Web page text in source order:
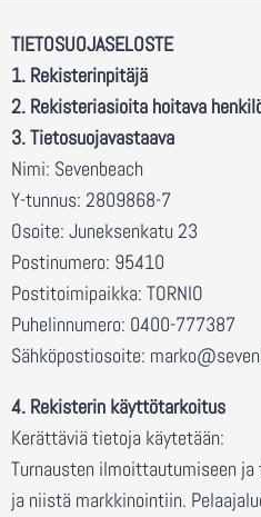
TIETOSUOJASELOSTE
1. Rekisterinpitäjä
2. Rekisteriasioita hoitava
3. Tietosuojavastaava
Nimi: Sevenbeach
Y-tunnus: 2809868-7
Osoite: Juneksenkatu 23
Postinumero: 95410
Postitoimipaikka: TORNIO
Puhelinnumero: 0400-777387
Sähköpostiosoite:
4. Rekisterin käyttötarkoitus
Kerättäviä tietoja käytetään:
Turnausten ilmoittautumiseen
ja niistä markkinointiin.